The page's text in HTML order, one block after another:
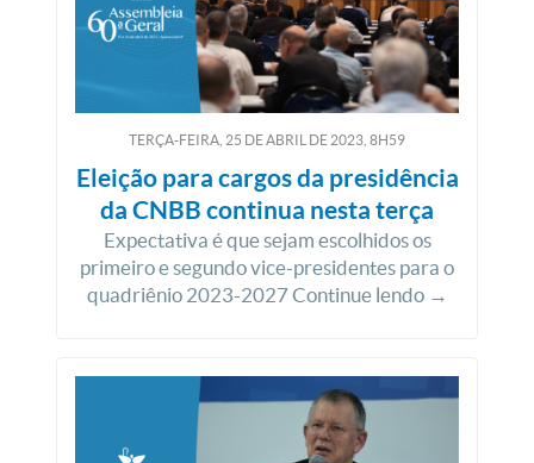
TERÇA-FEIRA, 25 DEABRIL DE 2023, 8H59
Eleição para cargos da presidência
da CNBB continua nesta terça
Expectativa é que sejam escolhidos os
primeiro e segundo vice-presidentes para o
quadriênio 2023-2027 Continue lendo →